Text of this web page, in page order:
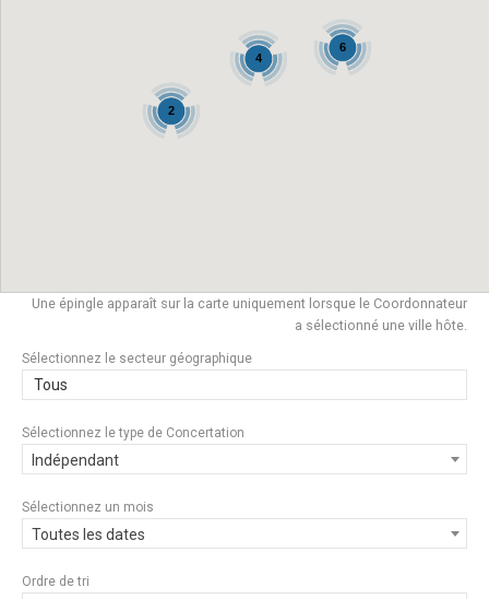
6
4
2
Une épingle apparaît sur la carte uniquement lorsque le Coordonnateur
a sélectionné une ville hôte.
Sélectionnez le secteur géographique
Tous
Sélectionnez le type de Concertation
Indépendant
Sélectionnez un mois
Toutes les dates
Ordre de tri